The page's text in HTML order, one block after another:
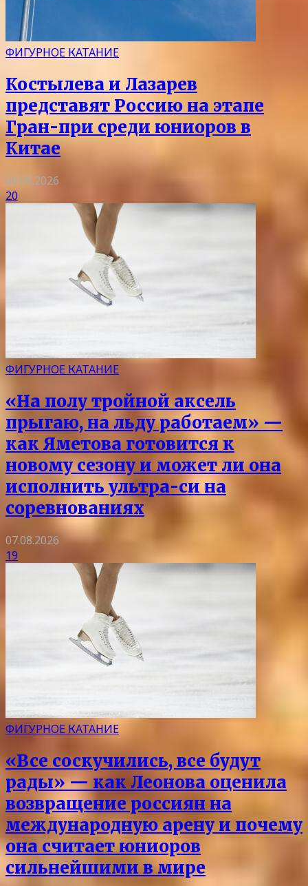
ФИГУРНОЕ КАТАНИЕ
Костылева и Лазарев
представят Россию на этапе
Гран-при среди юниоров в
Китае
08.08.2026
20
ФИГУРНОЕ КАТАНИЕ
«На полу тройной аксель
прыгаю, на льду работаем» —
как Яметова готовится к
новому сезону и может ли она
исполнить ультра-си на
соревнованиях
07.08.2026
19
ФИГУРНОЕ КАТАНИЕ
«Все соскучились, все будут
рады» — как Леонова оценила
возвращение россиян на
международную арену и почему
она считает юниоров
сильнейшими в мире